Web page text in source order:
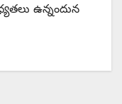
ఉన్నందున